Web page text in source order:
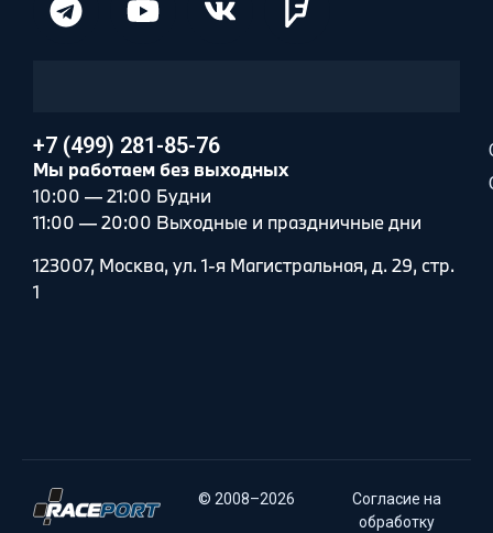
+7 (499) 281-85-76
Мы работаем без выходных
10:00 — 21:00 Будни
11:00 — 20:00 Выходные и праздничные дни
123007, Москва, ул. 1-я Магистральная, д. 29, стр.
1
© 2008–2026
Согласие на
обработку